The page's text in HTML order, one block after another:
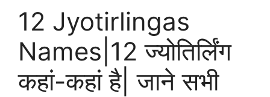
12 Jyotirlingas
Names|12 ज्योतिर्लिंग
कहां-कहां है| जाने सभी